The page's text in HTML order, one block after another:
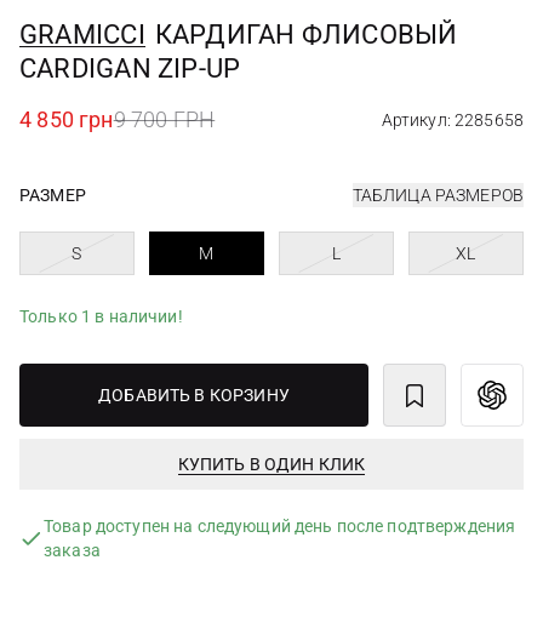
GRAMICCI КАРДИГАН ФЛИСОВЫЙ
CARDIGAN ZIP-UP
4 850 грн9 700 ГРН Артикул: 2285658
РАЗМЕР ТАБЛИЦА РАЗМЕРОВ
S M L XL
Только 1 в наличии!
ДОБАВИТЬ В КОРЗИНУ
КУПИТЬ В ОДИН КЛИК
Товар доступен на следующий день после подтверждения
заказа